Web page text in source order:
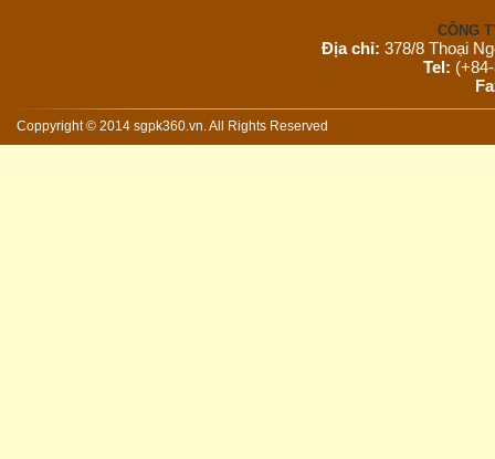
CÔNG
Địa chỉ: 378/8 Thoại
Tel:
Email:
Coppyright © 2014 sgpk360.vn. All Rights Reserved